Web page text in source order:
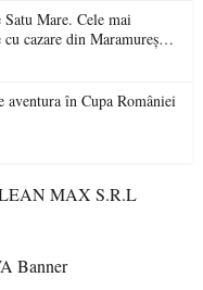
Mare. Cele mai
cazare din Maramureș,
României